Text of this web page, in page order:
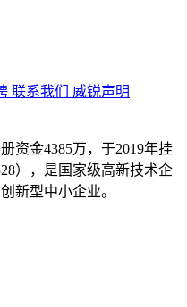
联系我们
威锐声明
资金4385万，于2019年挂
），是国家级高新技术企
新型中小企业。